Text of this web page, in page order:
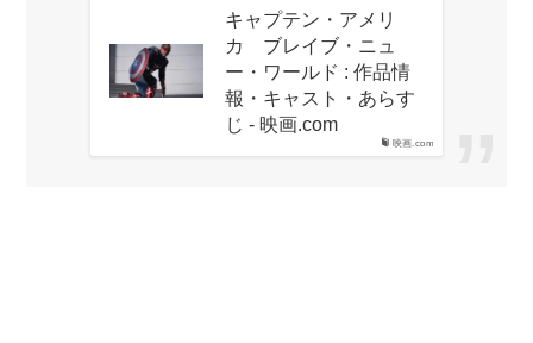
映画.com
キャプテン・アメリ
カ ブレイブ・ニュ
ー・ワールド : 作品情
報・キャスト・あらす
じ - 映画.com